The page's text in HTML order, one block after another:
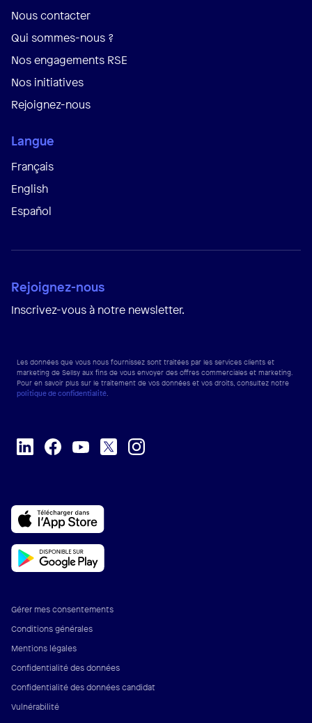
Nous contacter
Qui sommes-nous ?
Nos engagements RSE
Nos initiatives
Rejoignez-nous
Langue
Français
English
Español
Rejoignez-nous
Inscrivez-vous à notre newsletter.
Les données que vous nous fournissez sont traitées par les services clients et
marketing de Sellsy aux fins de vous envoyer des offres commerciales et marketing.
Pour en savoir plus sur le traitement de vos données et vos droits, consultez notre
politique de confidentialité.
Gérer mes consentements
Conditions générales
Mentions légales
Confidentialité des données
Confidentialité des données candidat
Vulnérabilité